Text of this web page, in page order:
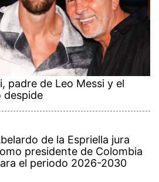
padre de Leo Messi y el
despide
de la Espriella jura
presidente de Colombia
el periodo 2026-2030